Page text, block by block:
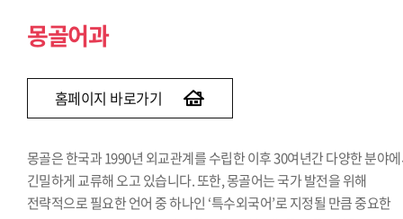
몽골어과
홈페이지 바로가기
몽골은 한국과 1990년 외교관계를 수립한 이후 30여년간 다양한 분야
긴밀하게 교류해 오고 있습니다. 또한, 몽골어는 국가 발전을 위해
전략적으로 필요한 언어 중 하나인 ‘특수외국어’로 지정될 만큼 중요한